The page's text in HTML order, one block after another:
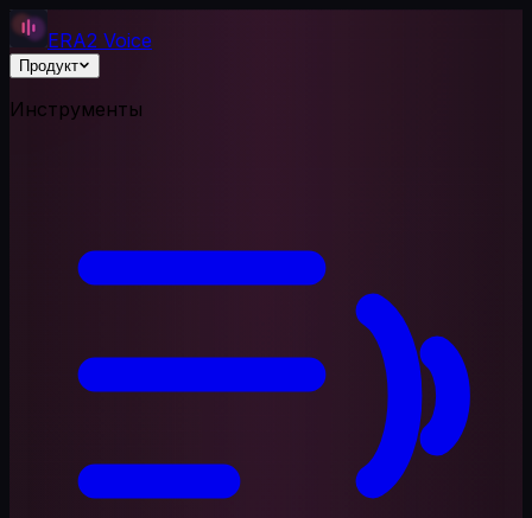
ERA2 Voice
Продукт
Инструменты